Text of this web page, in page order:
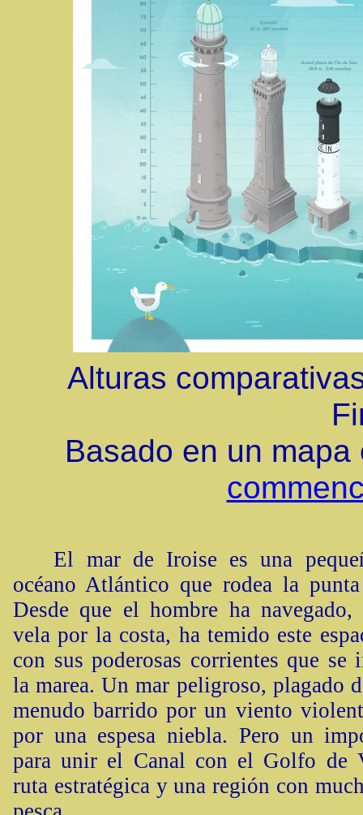
Alturas
Basado en un
El mar de Iroise es una
océano Atlántico que rodea la
Desde que el hombre ha
vela por la costa, ha temido este
con sus poderosas corrientes que se
la marea. Un mar peligroso, plagado
menudo barrido por un viento
por una espesa niebla. Pero un
para unir el Canal con el Golfo de
ruta estratégica y una región con